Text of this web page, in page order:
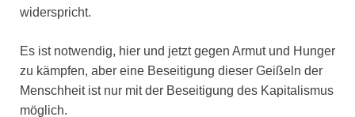
widerspricht.
Es ist notwendig, hier und jetzt gegen Armut und Hunger
zu kämpfen, aber eine Beseitigung dieser Geißeln der
Menschheit ist nur mit der Beseitigung des Kapitalismus
möglich.